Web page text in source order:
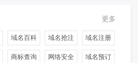
更多
域名百科 域名抢注 域名注册
商标查询 网络安全 域名预订